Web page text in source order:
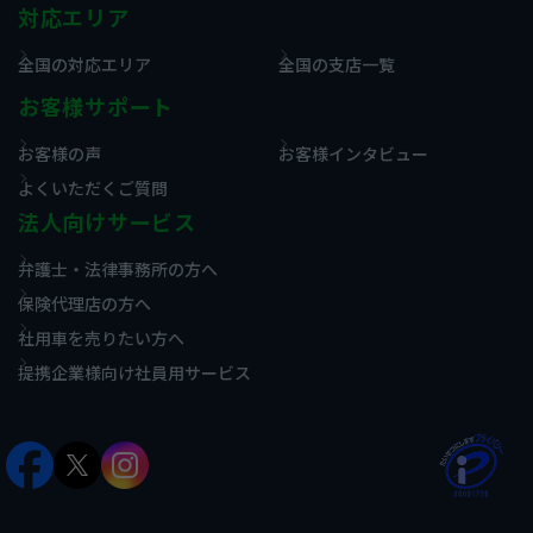
対応エリア
全国の対応エリア 全国の支店一覧
お客様サポート
お客様の声
お客様インタビュー
よくいただくご質問
法人向けサービス
弁護士・法律事務所の方へ
保険代理店の方へ
社用車を売りたい方へ
提携企業様向け社員用サービス